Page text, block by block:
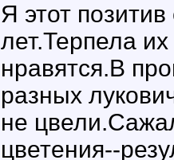
Я этот
лет.Терпела
нравятся.В
разных
не
цветения--